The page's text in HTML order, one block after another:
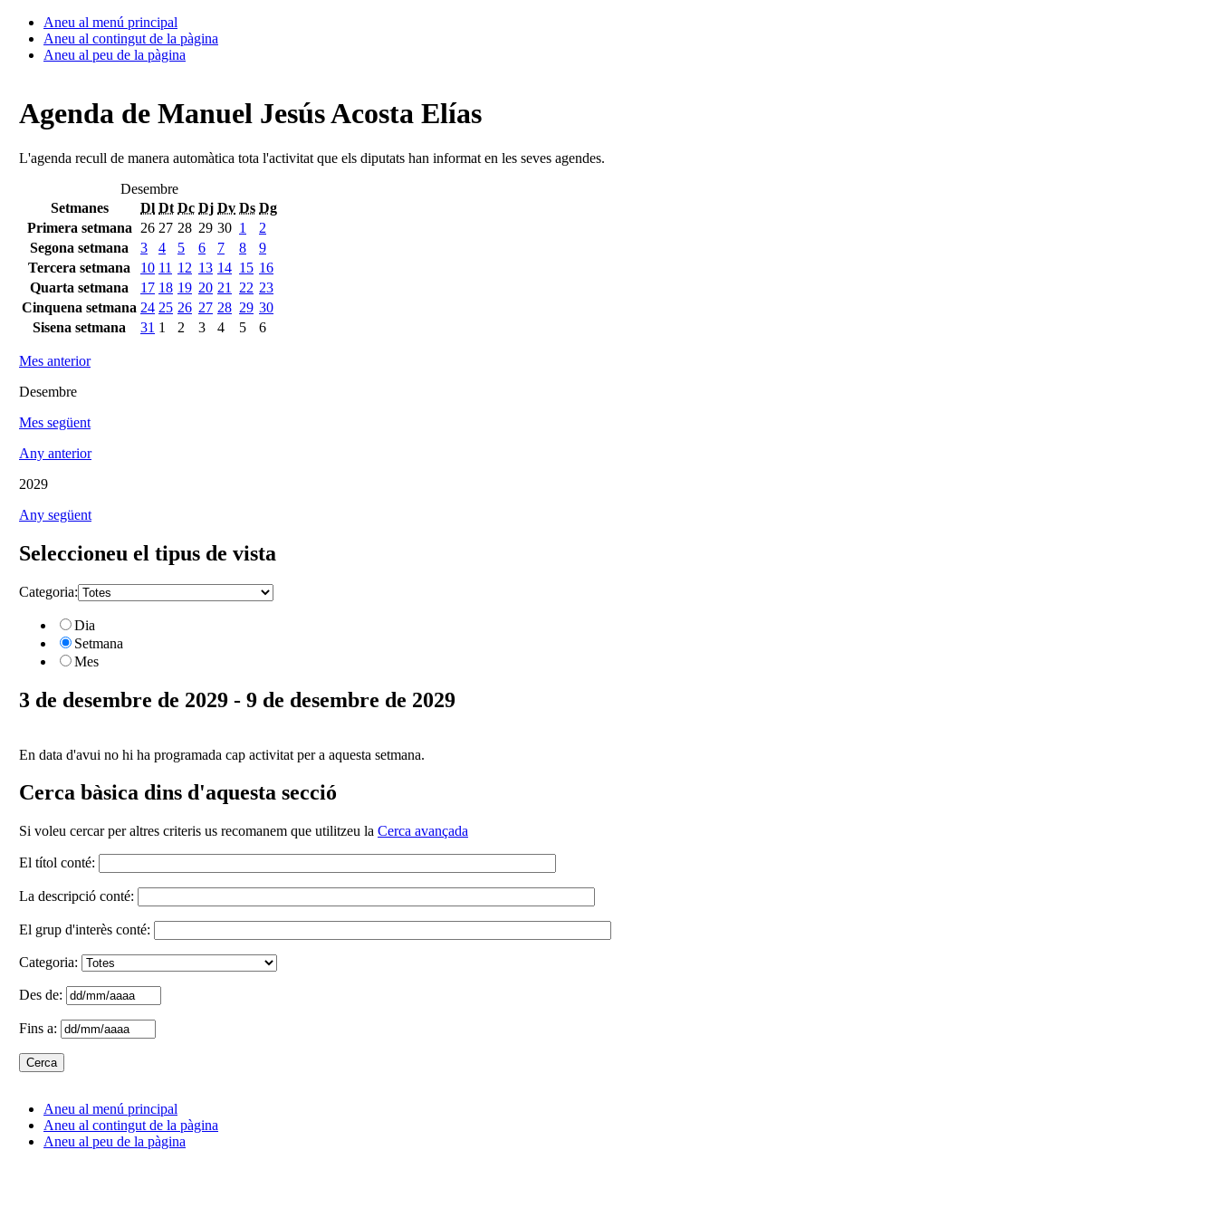
Aneu al menú principal
Aneu al contingut de la pàgina
Aneu al peu de la pàgina
Agenda de Manuel Jesús Acosta Elías
L'agenda recull de manera automàtica tota l'activitat que els diputats han informat en les seves agendes.
Desembre
Setmanes
Dl Dt Dc Dj Dv Ds Dg
Primera setmana
26 27 28 29 30 1
2
Segona setmana
3 4 5 6 7 8
9
Tercera setmana
10 11 12 13 14 15 16
Quarta setmana
17 18 19 20 21 22 23
Cinquena setmana 24 25 26 27 28 29 30
Sisena setmana
31 1 2 3 4 5 6
Mes anterior
Desembre
Mes següent
Any anterior
2029
Any següent
Seleccioneu el tipus de vista
Categoria:
Dia
Setmana
Mes
3 de desembre de 2029 - 9 de desembre de 2029
En data d'avui no hi ha programada cap activitat per a aquesta setmana.
Cerca bàsica dins d'aquesta secció
Si voleu cercar per altres criteris us recomanem que utilitzeu la Cerca avançada
El títol conté:
La descripció conté:
El grup d'interès conté:
Categoria:
Des de:
Fins a:
Aneu al menú principal
Aneu al contingut de la pàgina
Aneu al peu de la pàgina